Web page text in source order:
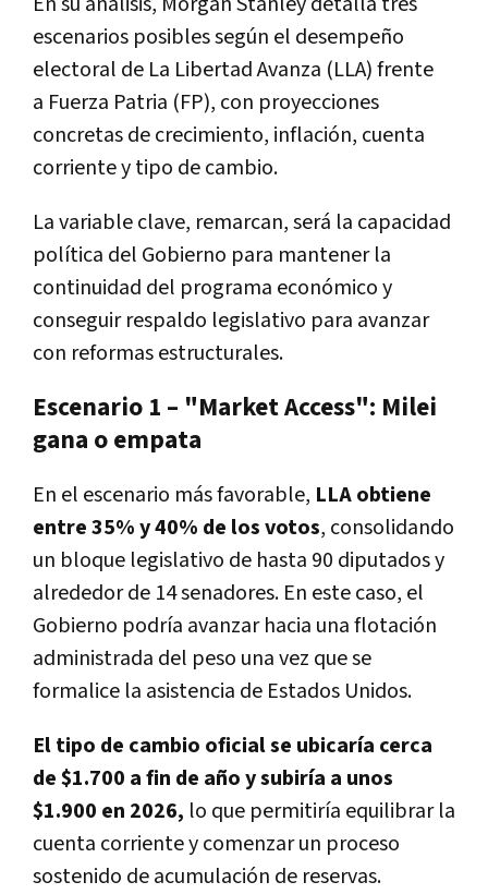
escenarios posibles según el desempeño
electoral de La Libertad Avanza (LLA)frente
a Fuerza Patria (FP), con proyecciones
concretas decrecimiento, inflación, cuenta
corriente y tipo de cambio.
La variable clave, remarcan, será la capacidad
política del Gobierno para mantener la
continuidad del programa económico y
conseguir respaldo legislativo para avanzar
con reformas estructurales.
Escenario 1 – "Market Access": Milei
gana o empata
En el escenario más favorable, LLA obtiene
entre35% y 40% de los votos, consolidando
un bloque legislativo de hasta 90 diputadosy
alrededor de 14 senadores. En este caso, el
Gobierno podría avanzar hacia unaflotación
administrada del peso una vez que se
formalice la asistencia de Estados Unidos.
El tipo de cambio oficial se ubicaría cerca
de $1.700 a fin de año y subiría a unos
$1.900 en 2026, lo que permitiría equilibrar la
cuenta corrientey comenzar un proceso
sostenido deacumulación de reservas.